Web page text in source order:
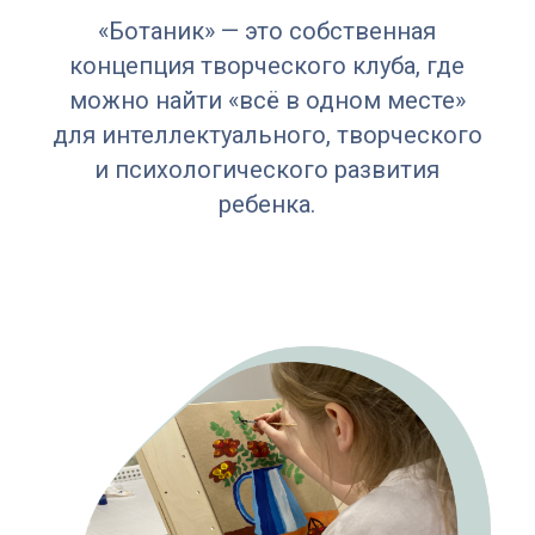
«Ботаник» — это собственная
концепция творческого клуба, где
можно найти «всё в одном месте»
для интеллектуального, творческого
и психологического развития
ребенка.